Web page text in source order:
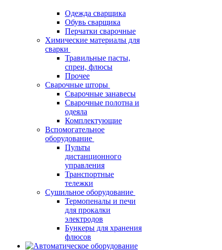
Одежда сварщика
Обувь сварщика
Перчатки сварочные
Химические материалы для
сварки
Травильные пасты,
спреи, флюсы
Прочее
Сварочные шторы
Сварочные занавесы
Сварочные полотна и
одеяла
Комплектующие
Вспомогательное
оборудование
Пульты
дистанционного
управления
Транспортные
тележки
Сушильное оборудование
Термопеналы и печи
для прокалки
электродов
Бункеры для хранения
флюсов